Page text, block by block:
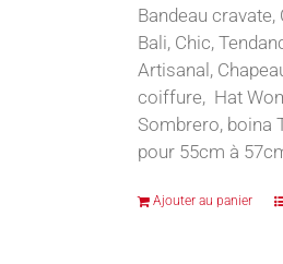
Bandeau cravate,
Bali, Chic,
Artisanal,
coiffure, Hat
Sombrero, boina
pour 55cm à
Ajouter au panier